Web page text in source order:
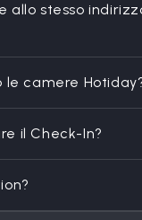
allo stesso
le camere
il Check-In?